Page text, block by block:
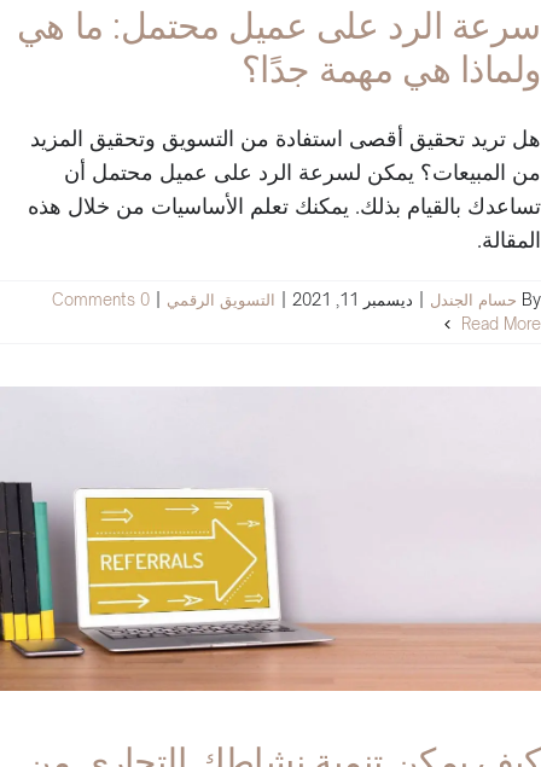
سرعة الرد على عميل محتمل: ما هي
ولماذا هي مهمة جدًا؟
هل تريد تحقيق أقصى استفادة من التسويق وتحقيق المزيد
من المبيعات؟ يمكن لسرعة الرد على عميل محتمل أن
تساعدك بالقيام بذلك. يمكنك تعلم الأساسيات من خلال هذه
المقالة.
By حسام الجندل ديسمبر 11, 2021 التسويق الرقمي
0 Comments
Read More